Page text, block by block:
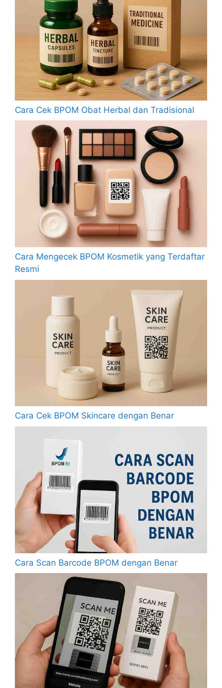
Cara Cek BPOM Obat Herbal dan Tradisional
Cara Mengecek BPOM Kosmetik yang Terdaftar
Resmi
Cara Cek BPOM Skincare dengan Benar
Cara Scan Barcode BPOM dengan Benar